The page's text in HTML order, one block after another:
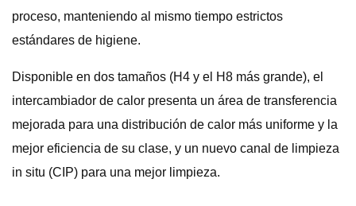
proceso, manteniendo al mismo tiempo estrictos
estándares de higiene.
Disponible en dos tamaños (H4 y el H8 más grande), el
intercambiador de calor presenta un área de transferencia
mejorada para una distribución de calor más uniforme y la
mejor eficiencia de su clase, y un nuevo canal de limpieza
in situ (CIP) para una mejor limpieza.